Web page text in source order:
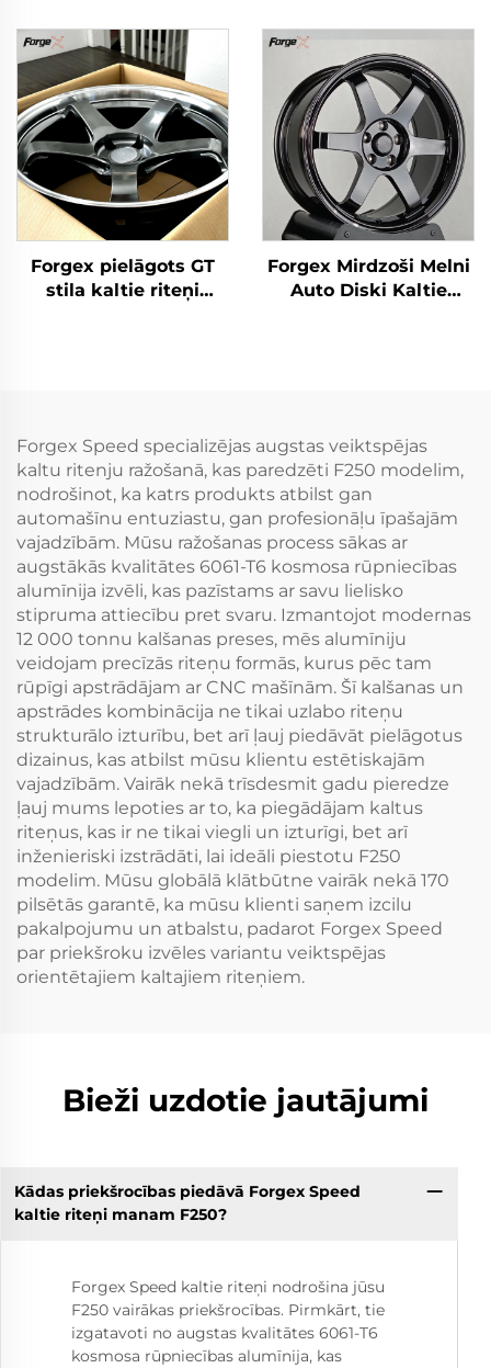
8x180 6x139.7
Sakausējuma Kalta
Kravas Automašīnas
Riteņi Ford F-350
RAM1500 2500 Ritenis
kaltās diskrades
Chevrolet GMC
2500HD Silverado Ram
SUV
Forgex pielāgots GT
stila kaltie riteņi
Forgex Mirdzoši Melni
Auto Diski Kaltie
Forgex Speed specializējas augstas veiktspējas
kaltu ritenju ražošanā, kas paredzēti F250 modelim,
nodrošinot, ka katrs produkts atbilst gan
automašīnu entuziastu, gan profesionāļu īpašajām
vajadzībām. Mūsu ražošanas process sākas ar
augstākās kvalitātes 6061-T6 kosmosa rūpniecības
alumīnija izvēli, kas pazīstams ar savu lielisko
stipruma attiecību pret svaru. Izmantojot modernas
12 000 tonnu kalšanas preses, mēs alumīniju
veidojam precīzās riteņu formās, kurus pēc tam
rūpīgi apstrādājam ar CNC mašīnām. Šī kalšanas un
apstrādes kombinācija ne tikai uzlabo riteņu
strukturālo izturību, bet arī ļauj piedāvāt pielāgotus
dizainus, kas atbilst mūsu klientu estētiskajām
vajadzībām. Vairāk nekā trīsdesmit gadu pieredze
ļauj mums lepoties ar to, ka piegādājam kaltus
riteņus, kas ir ne tikai viegli un izturīgi, bet arī
inženieriski izstrādāti, lai ideāli piestotu F250
modelim. Mūsu globālā klātbūtne vairāk nekā 170
pilsētās garantē, ka mūsu klienti saņem izcilu
pakalpojumu un atbalstu, padarot Forgex Speed
par priekšroku izvēles variantu veiktspējas
orientētajiem kaltajiem riteņiem.
Bieži uzdotie jautājumi
Kādas priekšrocības piedāvā Forgex Speed
kaltie riteņi manam F250?
Forgex Speed kaltie riteņi nodrošina jūsu
F250 vairākas priekšrocības. Pirmkārt, tie
izgatavoti no augstas kvalitātes 6061-T6
kosmosa rūpniecības alumīnija, kas